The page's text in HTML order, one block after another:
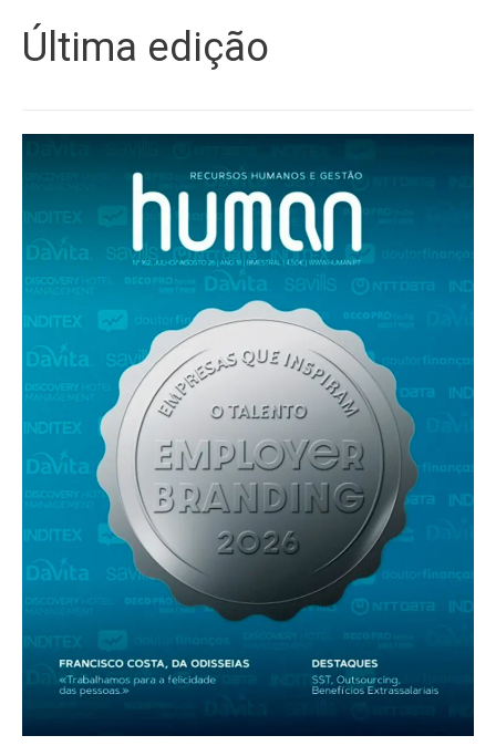
Última edição